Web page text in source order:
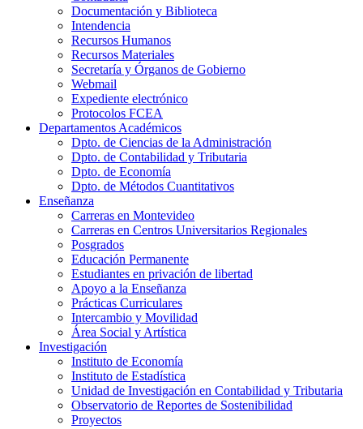
Documentación y Biblioteca
Intendencia
Recursos Humanos
Recursos Materiales
Secretaría y Órganos de Gobierno
Webmail
Expediente electrónico
Protocolos FCEA
Departamentos Académicos
Dpto. de Ciencias de la Administración
Dpto. de Contabilidad y Tributaria
Dpto. de Economía
Dpto. de Métodos Cuantitativos
Enseñanza
Carreras en Montevideo
Carreras en Centros Universitarios Regionales
Posgrados
Educación Permanente
Estudiantes en privación de libertad
Apoyo a la Enseñanza
Prácticas Curriculares
Intercambio y Movilidad
Área Social y Artística
Investigación
Instituto de Economía
Instituto de Estadística
Unidad de Investigación en Contabilidad y Tributaria
Observatorio de Reportes de Sostenibilidad
Proyectos